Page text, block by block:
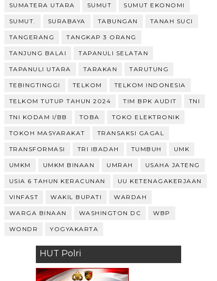
SUMATERA UTARA SUMUT SUMUT EKONOMI
SUMUT. SURABAYA TABUNGAN TANAH SUCI
TANGERANG TANGKAP 3 ORANG
TANJUNG BALAI TAPANULI SELATAN
TAPANULI UTARA TARAKAN TARUTUNG
TEBINGTINGGI TELKOM TELKOM INDONESIA
TELKOM TUTUP TAHUN 2024 TIM BPK AUDIT TNI
TNI KODAM I/BB TOBA TOKO ELEKTRONIK
TOKOH MASYARAKAT TRANSAKSI GAGAL
TRANSFORMASI TRI IBADAH TUMBUH UMK
UMKM UMKM BINAAN UMRAH USAHA JATENG
USIA 6 TAHUN KERACUNAN UU KETENAGAKERJAAN
VINFAST WAKIL BUPATI WARDAH
WARGA BINAAN WASHINGTON DC WBP
WONDR YOGYAKARTA
HUT Polri